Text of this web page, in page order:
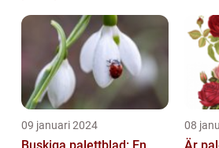
09 januari 2024 08